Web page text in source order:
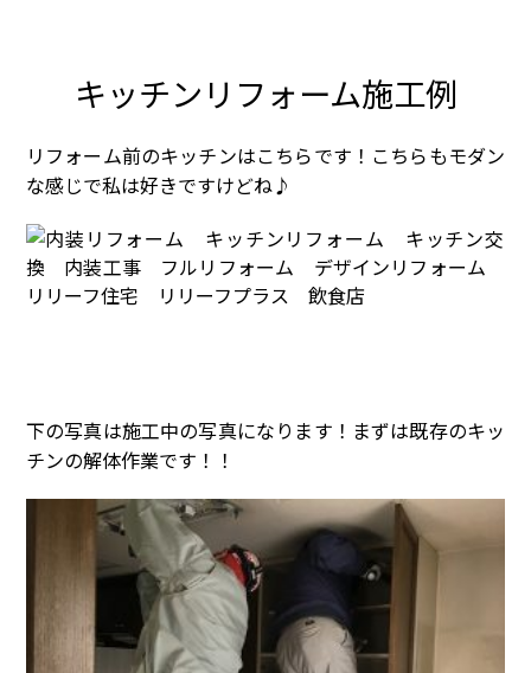
キッチンリフォーム施工例
リフォーム前のキッチンはこちらです！こちらもモダン
な感じで私は好きですけどね♪
下の写真は施工中の写真になります！まずは既存のキッ
チンの解体作業です！！